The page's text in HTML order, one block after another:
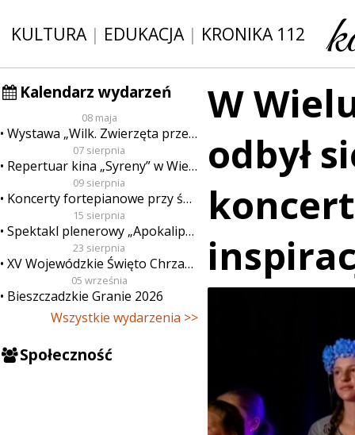
KULTURA| EDUKACJA| KRONIKA 112
Kalendarz wydarzeń
08 maja
Wystawa „Wilk. Zwierzęta przeklęte”
07 sierpnia
Repertuar kina „Syreny” w Wieluniu w dn. od 7 do 13 sierpnia
09 sierpnia
Koncerty fortepianowe przy świecach
15 sierpnia
Spektakl plenerowy „Apokalipsa”
23 sierpnia
XV Wojewódzkie Święto Chrzanu
05 września
Bieszczadzkie Granie 2026
Wszystkie wydarzenia >>
Społeczność
W
odbył